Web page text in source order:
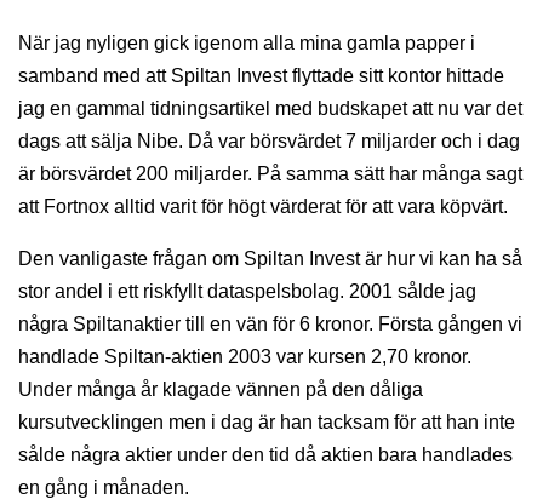
När jag nyligen gick igenom alla mina gamla papper i
samband med att Spiltan Invest flyttade sitt kontor hittade
jag en gammal tidningsartikel med budskapet att nu var det
dags att sälja Nibe. Då var börsvärdet 7 miljarder och i dag
är börsvärdet 200 miljarder. På samma sätt har många sagt
att Fortnox alltid varit för högt värderat för att vara köpvärt.
Den vanligaste frågan om Spiltan Invest är hur vi kan ha så
stor andel i ett riskfyllt dataspelsbolag. 2001 sålde jag
några Spiltanaktier till en vän för 6 kronor. Första gången vi
handlade Spiltan-aktien 2003 var kursen 2,70 kronor.
Under många år klagade vännen på den dåliga
kursutvecklingen men i dag är han tacksam för att han inte
sålde några aktier under den tid då aktien bara handlades
en gång i månaden.